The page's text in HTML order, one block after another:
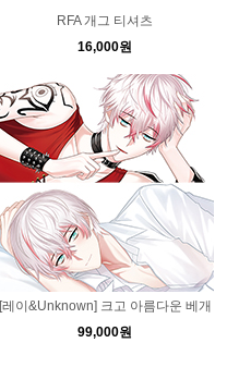
RFA 개그 티셔츠
16,000원
[레이&Unknown] 크고 아름다운 베개
99,000원